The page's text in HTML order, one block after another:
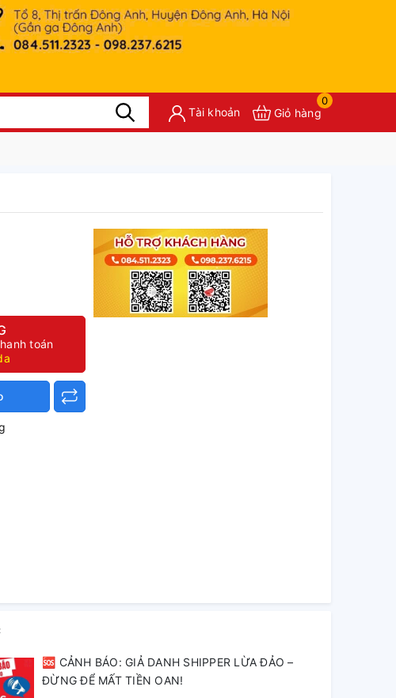
Tài khoản
0
Giỏ hàng
toán
🆘 CẢNH BÁO: GIẢ DANH SHIPPER LỪA ĐẢO –
ĐỪNG ĐỂ MẤT TIỀN OAN!